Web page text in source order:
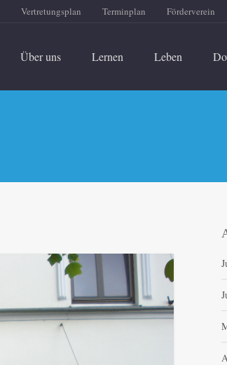
Vertretungsplan Terminplan Förderverein
Über uns Lernen Leben